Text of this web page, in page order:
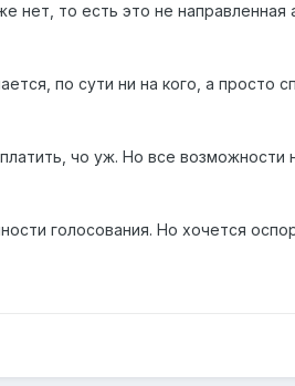
то есть это не направленная
по сути ни на кого, а просто
чо уж. Но все возможности
голосования. Но хочется